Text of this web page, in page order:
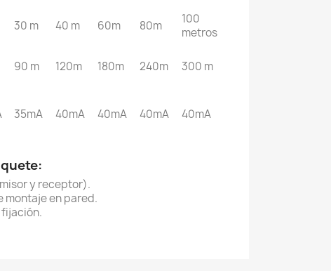
30 m 40 m 60m 80m
100
metros
90 m 120m 180m 240m 300 m
35mA 40mA 40mA 40mA 40mA
y receptor).
montaje en pared.
fijación.